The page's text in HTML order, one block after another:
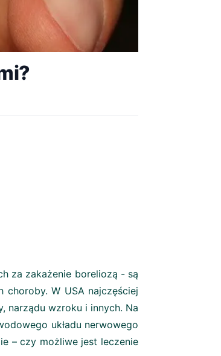
za zakażenie boreliozą - są
W USA najczęściej
narządu wzroku i innych. Na
układu nerwowego
– czy możliwe jest leczenie